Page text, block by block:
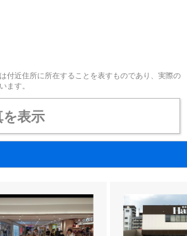
付近住所に所在することを表すものであり、実際の
ます。
を表示